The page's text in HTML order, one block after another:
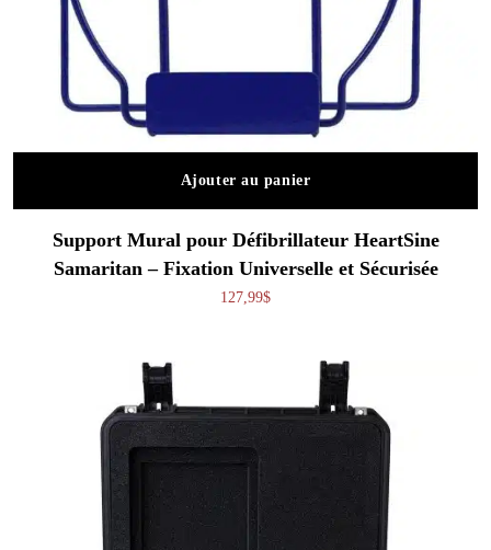
Ajouter au panier
Support Mural pour Défibrillateur HeartSine
Samaritan – Fixation Universelle et Sécurisée
127,99$